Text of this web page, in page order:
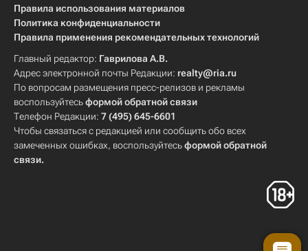
Правила использования материалов
Политика конфиденциальности
Правила применения рекомендательных технологий
Главный редактор: Гаврилова А.В.
Адрес электронной почты Редакции: realty@ria.ru
По вопросам размещения пресс-релизов и рекламы
воспользуйтесьформой обратной связи
Телефон Редакции: 7 (495) 645-6601
Чтобы связаться с редакцией или сообщить обо всех
замеченных ошибках, воспользуйтесьформой обратной
связи.